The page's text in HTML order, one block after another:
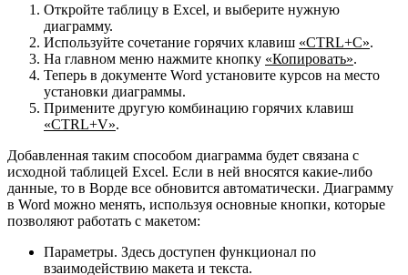
Откройте таблицу в Excel, и выберите нужную
диаграмму.
Используйте сочетание горячих клавиш «CTRL+C».
На главном меню нажмите кнопку «Копировать».
Теперь в документе Word установите курсов на место
установки диаграммы.
Примените другую комбинацию горячих клавиш
«CTRL+V».
Добавленная таким способом диаграмма будет связана с
исходной таблицей Excel. Если в ней вносятся какие-либо
данные, то в Ворде все обновится автоматически. Диаграмму
в Word можно менять, используя основные кнопки, которые
позволяют работать с макетом:
Параметры. Здесь доступен функционал по
взаимодействию макета и текста.